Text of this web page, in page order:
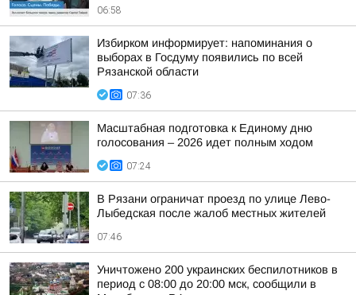
06:58
Избирком информирует: напоминания о
выборах в Госдуму появились по всей
Рязанской области
07:36
Масштабная подготовка к Единому дню
голосования – 2026 идет полным ходом
07:24
В Рязани ограничат проезд по улице Лево-
Лыбедская после жалоб местных жителей
07:46
Уничтожено 200 украинских беспилотников в
период с 08:00 до 20:00 мск, сообщили в